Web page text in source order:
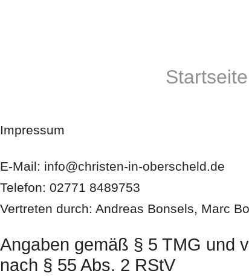
Startseite
Impressum
E-Mail: info@christen-in-oberscheld.de
Telefon: 02771 8489753
Vertreten durch: Andreas Bonsels, Marc
Angaben gemäß § 5 TMG und
nach § 55 Abs. 2 RStV